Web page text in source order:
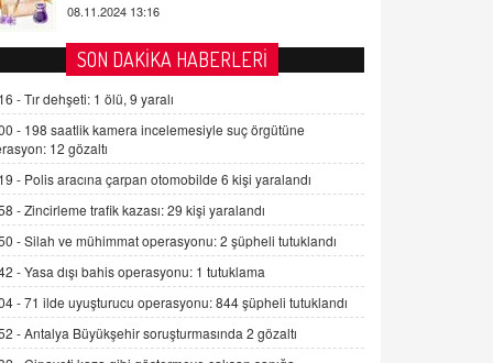
08.11.2024 13:16
FARUK ÖNALAN
Tezkere Onaylanmasaydı…
2 Kasım 2021 Salı 00:11
AV. DOĞAN CAN DOĞAN
Kişisel verilerin korunması ve dijital
hukukun gelişimi
15.09.2025 16:17
SEHER EREK
Kış Ayları Geldi, Hangi Önlemler
Alınmalı?
9.12.2025 10:11
SON DAKİKA HABERLERİ
-Tır dehşeti: 1 ölü, 9 yaralı
- 198 saatlik kamera incelemesiyle suç örgütüne
12 gözaltı
- Polis aracına çarpan otomobilde 6 kişi yaralandı
-Zincirleme trafik kazası: 29 kişi yaralandı
-Silah ve mühimmat operasyonu: 2 şüpheli tutuklandı
-Yasa dışı bahis operasyonu: 1 tutuklama
-71 ilde uyuşturucu operasyonu: 844 şüpheli tutuklandı
-Antalya Büyükşehir soruşturmasında 2 gözaltı